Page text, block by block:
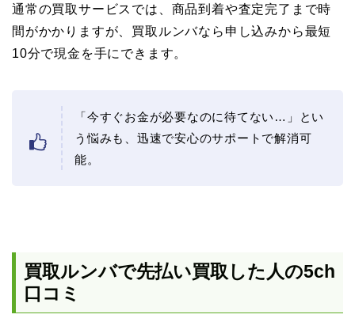
通常の買取サービスでは、商品到着や査定完了まで時
間がかかりますが、買取ルンバなら申し込みから最短
10分で現金を手にできます。
「今すぐお金が必要なのに待てない…」とい
う悩みも、迅速で安心のサポートで解消可
能。
買取ルンバで先払い買取した人の5ch
口コミ